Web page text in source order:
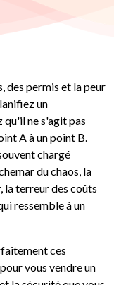
des permis et la peur
un
qu'il ne s'agit pas
A à un point B.
chargé
du chaos, la
la terreur des coûts
ressemble à un
ces
vous vendre un